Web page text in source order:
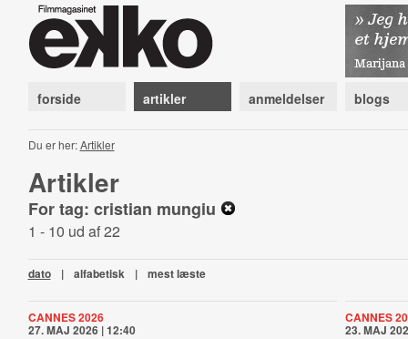
forside artikler anmeldelser blogs
Du er her:Artikler
Artikler
For tag: cristian mungiu
1 - 10 ud af 22
dato | alfabetisk | mest læste
CANNES 2026
27. MAJ 2026 | 12:40
CANNES
23. MAJ